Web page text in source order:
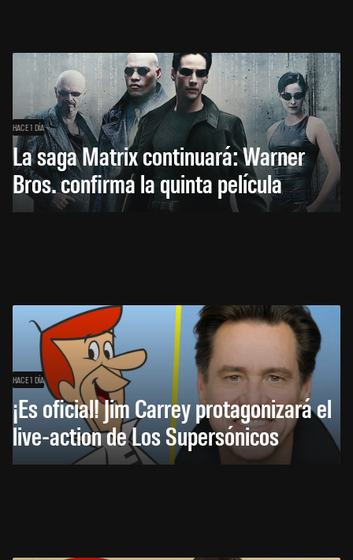
HACE 1 DÍA
La saga Matrix continuará: Warner
Bros. confirma la quinta película
HACE 1 DÍA
¡Es oficial! Jim Carrey protagonizará el
live-action de Los Supersónicos